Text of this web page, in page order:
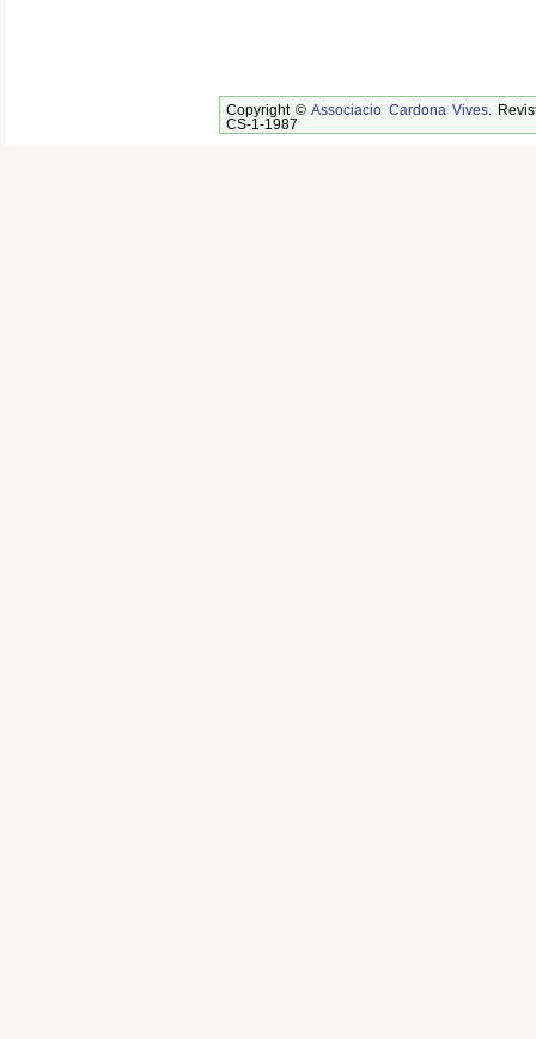
Copyright ©Associacio Cardona Vives.
CS-1-1987